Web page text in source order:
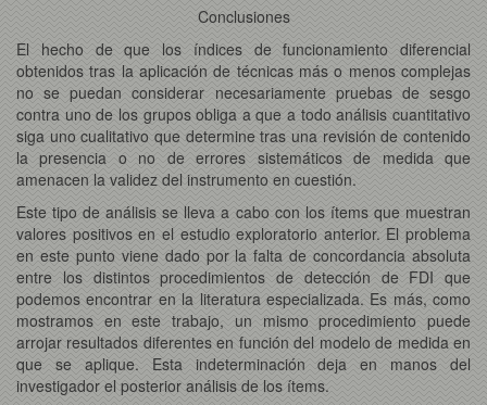
Conclusiones
El hecho de que los índices de funcionamiento diferencial
obtenidos tras la aplicación de técnicas más o menos complejas
no se puedan considerar necesariamente pruebas de sesgo
contra uno de los grupos obliga a que a todo análisis cuantitativo
siga uno cualitativo que determine tras una revisión de contenido
la presencia o no de errores sistemáticos de medida que
amenacen la validez del instrumento en cuestión.
Este tipo de análisis se lleva a cabo con los ítems que muestran
valores positivos en el estudio exploratorio anterior. El problema
en este punto viene dado por la falta de concordancia absoluta
entre los distintos procedimientos de detección de FDI que
podemos encontrar en la literatura especializada. Es más, como
mostramos en este trabajo, un mismo procedimiento puede
arrojar resultados diferentes en función del modelo de medida en
que se aplique. Esta indeterminación deja en manos del
investigador el posterior análisis de los ítems.